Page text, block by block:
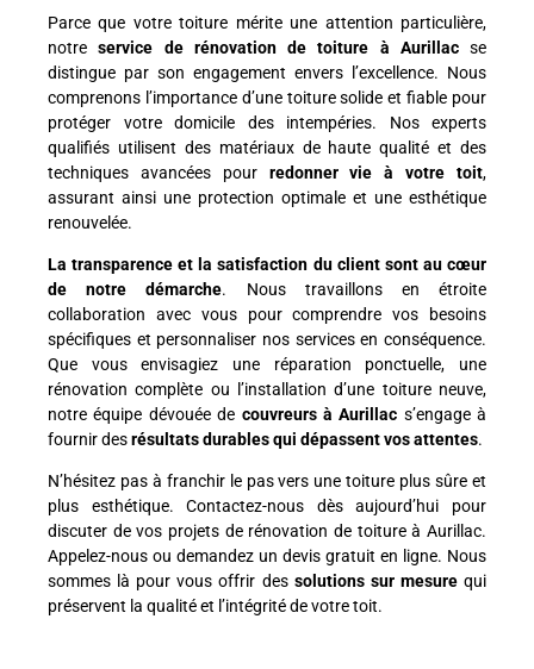
Parce que votre toiture mérite une attention particulière,
notreservice de rénovation de toiture à Aurillacse
distingue par son engagement envers l’excellence. Nous
comprenons l’importance d’une toiture solide et fiable pour
protéger votre domicile des intempéries. Nos experts
qualifiés utilisent des matériaux de haute qualité et des
techniques avancées pour redonner vie à votre toit,
assurant ainsi une protection optimale et une esthétique
renouvelée.
La transparence et la satisfaction du client sont au cœur
de notre démarche. Nous travaillons en étroite
collaboration avec vous pour comprendre vos besoins
spécifiques et personnaliser nos services en conséquence.
Que vous envisagiez une réparation ponctuelle, une
rénovation complète ou l’installation d’une toiture neuve,
notre équipe dévouée de couvreurs à Aurillac s’engage à
fournir desrésultats durables qui dépassent vos attentes.
N’hésitez pas à franchir le pas vers une toiture plus sûre et
plus esthétique. Contactez-nous dès aujourd’hui pour
discuter de vos projets de rénovation de toiture à Aurillac.
Appelez-nous ou demandez un devis gratuit en ligne. Nous
sommes là pour vous offrir dessolutions sur mesurequi
préservent la qualité et l’intégrité de votre toit.